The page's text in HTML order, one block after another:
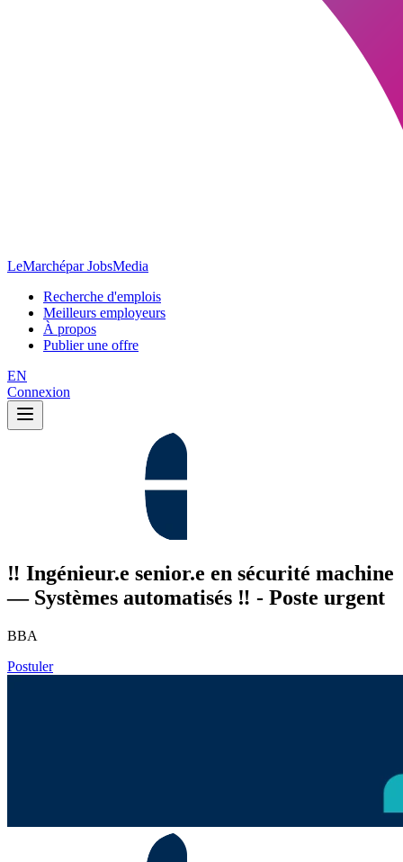
LeMarchépar JobsMedia
Recherche d'emplois
Meilleurs employeurs
À propos
Publier une offre
EN
Connexion
‼️ Ingénieur.e senior.e en sécurité machine
— Systèmes automatisés ‼️ - Poste urgent
BBA
Postuler